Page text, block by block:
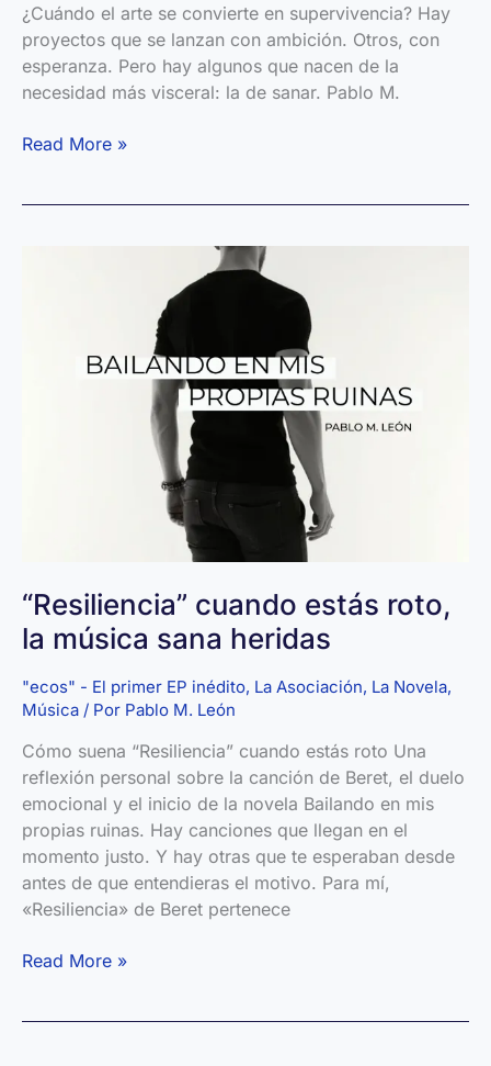
¿Cuándo el arte se convierte en supervivencia? Hay
proyectos que se lanzan con ambición. Otros, con
esperanza. Pero hay algunos que nacen de la
necesidad más visceral: la de sanar. Pablo M.
«Ecos
proyecto,
Read More »
“Resiliencia” cuando estás roto,
la música sana heridas
"ecos" - El primer EP inédito, La Asociación, La Novela,
Música / Por Pablo M. León
Cómo suena “Resiliencia” cuando estás roto Una
reflexión personal sobre la canción de Beret, el duelo
emocional y el inicio de la novela Bailando en mis
propias ruinas. Hay canciones que llegan en el
momento justo. Y hay otras que te esperaban desde
antes de que entendieras el motivo. Para mí,
«Resiliencia» de Beret pertenece
“Resiliencia”
Read More »